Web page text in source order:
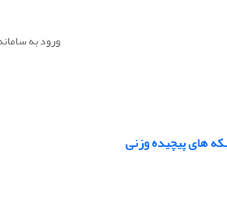
ورود به
های پیچیده وزنی